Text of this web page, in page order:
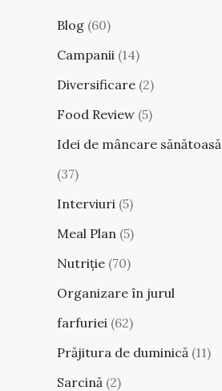
Blog(60)
Campanii(14)
Diversificare(2)
Food Review(5)
Idei de mâncare sănătoasă
(37)
Interviuri(5)
Meal Plan(5)
Nutriție(70)
Organizare în jurul
farfuriei(62)
Prăjitura de duminică(11)
Sarcină(2)